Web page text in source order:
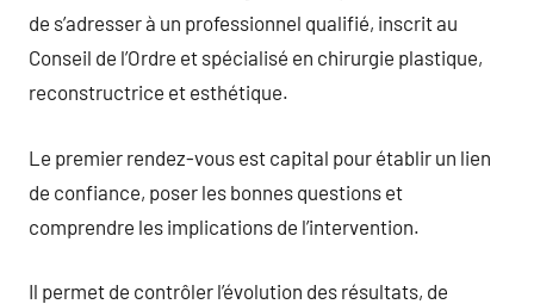
de s’adresser à un professionnel qualifié, inscrit au
Conseil de l’Ordre et spécialisé en chirurgie plastique,
reconstructrice et esthétique.
Le premier rendez-vous est capital pour établir un lien
de confiance, poser les bonnes questions et
comprendre les implications de l’intervention.
Il permet de contrôler l’évolution des résultats, de